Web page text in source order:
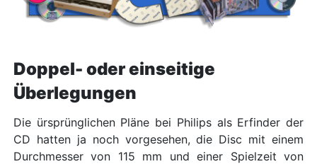
Doppel- oder einseitige
Überlegungen
Die ürsprünglichen Pläne bei Philips als Erfinder der
CD hatten ja noch vorgesehen, die Disc mit einem
Durchmesser von 115 mm und einer Spielzeit von